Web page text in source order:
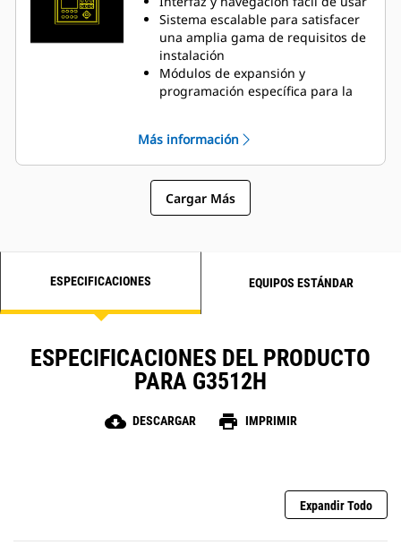
Sistema escalable para satisfacer
una amplia gama de requisitos de
instalación
Módulos de expansión y
programación específica para la
Más información
Cargar Más
ESPECIFICACIONES EQUIPOS ESTÁNDAR
ESPECIFICACIONES DEL PRODUCTO
PARA G3512H
cloud_download DESCARGAR print IMPRIMIR
Expandir Todo